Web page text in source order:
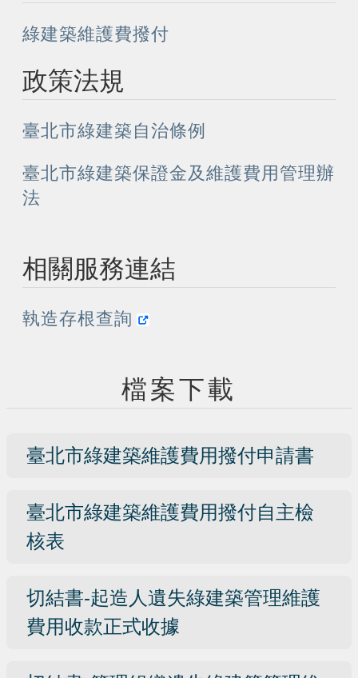
綠建築維護費撥付
政策法規
臺北市綠建築自治條例
臺北市綠建築保證金及維護費用管理辦
法
相關服務連結
執造存根查詢
檔案下載
臺北市綠建築維護費用撥付申請書
臺北市綠建築維護費用撥付自主檢
核表
切結書-起造人遺失綠建築管理維護
費用收款正式收據